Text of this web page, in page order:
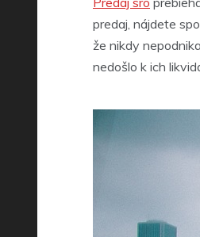
predaj, nájdete
že nikdy
nedošlo k ich